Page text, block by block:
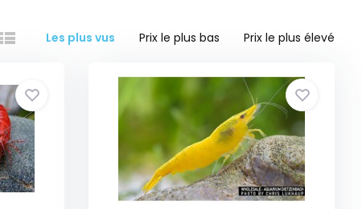
Les plus vus Prix le plus bas Prix le plus élevé